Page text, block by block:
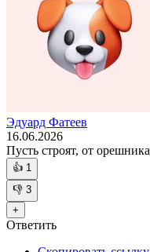
Эдуард Фатеев
16.06.2026
Пусть строят, от
👍 1
👎 3
+
Ответить